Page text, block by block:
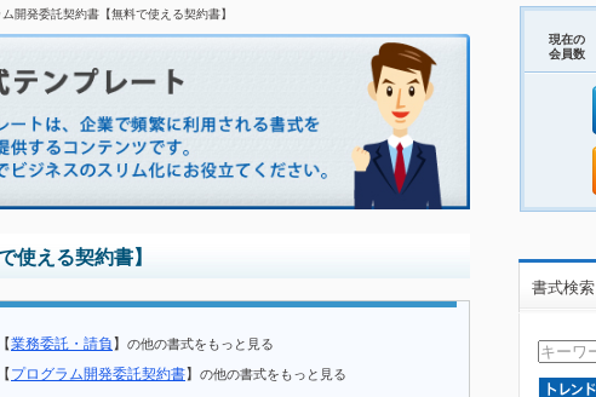
開発委託契約書【無料で使える契約書】
使える契約書】
【業務委託・請負】 の他の書式をもっと見る
【プログラム開発委託契約書】 の他の書式をもっと見る
現在の
会員数
書式検索